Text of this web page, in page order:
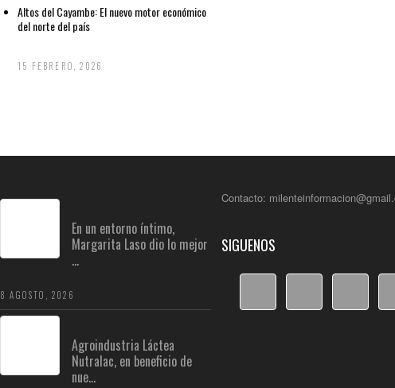
Altos del Cayambe: El nuevo motor económico
del norte del país
15 FEBRERO, 2026
En un entorno íntimo,
Margarita Laso dio lo mejor
...
8 AGOSTO, 2026
Agroindustria Láctea
Nutralac, en beneficio de
nue...
Contacto:
SIGUENOS